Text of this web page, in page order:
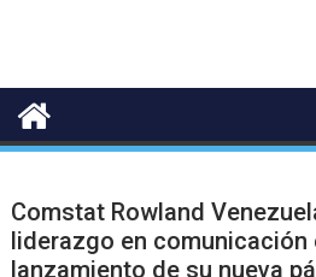
Comstat Rowland
liderazgo en
lanzamiento de su nueva